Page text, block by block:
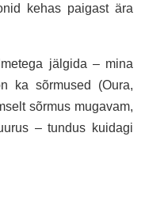
kehas paigast ära
jälgida – mina
ka sõrmused (Oura,
sõrmus mugavam,
– tundus kuidagi